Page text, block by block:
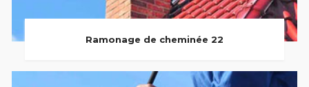
Ramonage de cheminée 22